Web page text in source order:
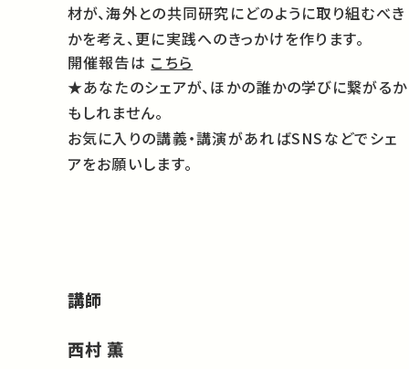
材が、海外との共同研究にどのように取り組むべき
かを考え、更に実践へのきっかけを作ります。
開催報告は こちら
★あなたのシェアが、ほかの誰かの学びに繋がるか
もしれません。
お気に入りの講義・講演があればSNSなどでシェ
アをお願いします。
講師
西村 薫